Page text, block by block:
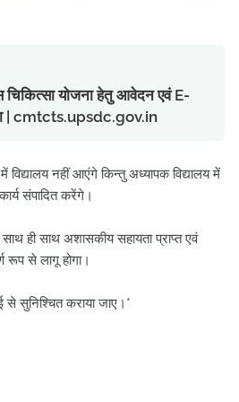
योजना हेतु आवेदन एवं E-
| cmtcts.upsdc.gov.in
विद्यालय नहीं आएंगे किन्तु अध्यापक विद्यालय में
संपादित करेंगे।
ही साथ अशासकीय सहायता प्राप्त एवं
रूप से लागू होगा।
सुनिश्चित कराया जाए।*